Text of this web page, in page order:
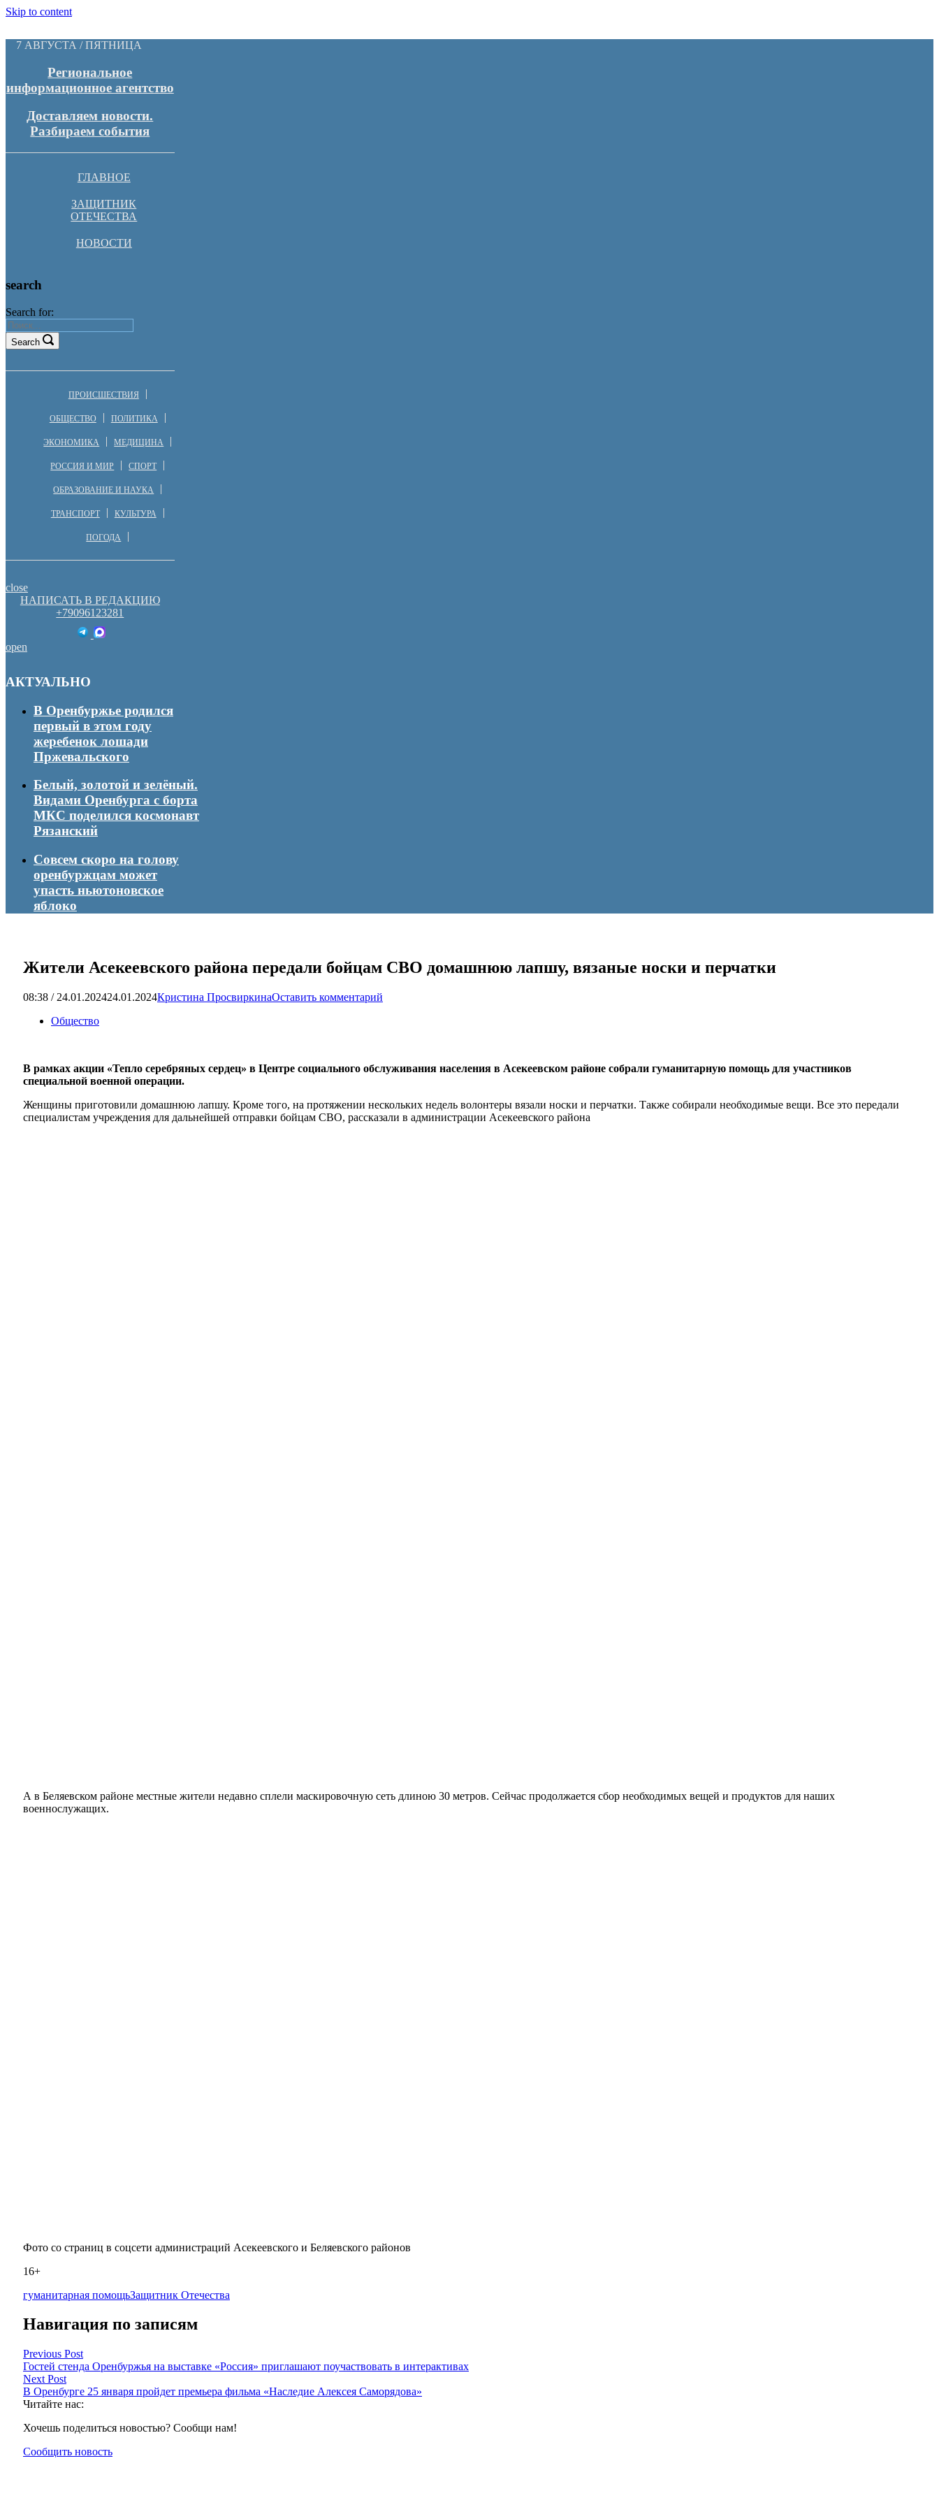
Skip to content
7 АВГУСТА / ПЯТНИЦА
Региональное
информационное агентство
Доставляем новости.
Разбираем события
ГЛАВНОЕ
ЗАЩИТНИК
ОТЕЧЕСТВА
НОВОСТИ
search
Search for:
Search
ПРОИСШЕСТВИЯ
ОБЩЕСТВО ПОЛИТИКА
ЭКОНОМИКА МЕДИЦИНА
РОССИЯ И МИР СПОРТ
ОБРАЗОВАНИЕ И НАУКА
ТРАНСПОРТ КУЛЬТУРА
ПОГОДА
close
НАПИСАТЬ В РЕДАКЦИЮ
+79096123281
open
АКТУАЛЬНО
В Оренбуржье родился
первый в этом году
жеребенок лошади
Пржевальского
Белый, золотой и зелёный.
Видами Оренбурга с борта
МКС поделился космонавт
Рязанский
Совсем скоро на голову
оренбуржцам может
упасть ньютоновское
яблоко
Жители Асекеевского района передали бойцам СВО домашнюю лапшу, вязаные носки и перчатки
08:38 / 24.01.202424.01.2024Кристина ПросвиркинаОставить комментарий
Общество
В рамках акции «Тепло серебряных сердец» в Центре социального обслуживания населения в Асекеевском районе собрали гуманитарную помощь для участников
специальной военной операции.
Женщины приготовили домашнюю лапшу. Кроме того, на протяжении нескольких недель волонтеры вязали носки и перчатки. Также собирали необходимые вещи. Все это передали
специалистам учреждения для дальнейшей отправки бойцам СВО, рассказали в администрации Асекеевского района
А в Беляевском районе местные жители недавно сплели маскировочную сеть длиною 30 метров. Сейчас продолжается сбор необходимых вещей и продуктов для наших
военнослужащих.
Фото со страниц в соцсети администраций Асекеевского и Беляевского районов
16+
гуманитарная помощьЗащитник Отечества
Навигация по записям
Previous Post
Гостей стенда Оренбуржья на выставке «Россия» приглашают поучаствовать в интерактивах
Next Post
В Оренбурге 25 января пройдет премьера фильма «Наследие Алексея Саморядова»
Читайте нас:
Хочешь поделиться новостью? Сообщи нам!
Сообщить новость